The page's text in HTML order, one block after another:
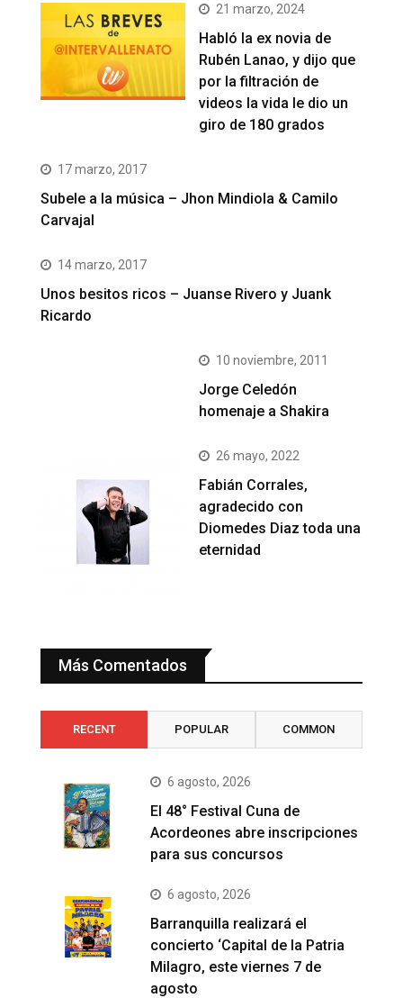
21 marzo, 2024
Habló la ex novia de
Rubén Lanao, y dijo que
por la filtración de
videos la vida le dio un
giro de 180 grados
17 marzo, 2017
Subele a la música – Jhon Mindiola & Camilo
Carvajal
14 marzo, 2017
Unos besitos ricos – Juanse Rivero y Juank
Ricardo
10 noviembre, 2011
Jorge Celedón
homenaje a Shakira
26 mayo, 2022
Fabián Corrales,
agradecido con
Diomedes Diaz toda una
eternidad
Más Comentados
RECENT POPULAR COMMON
6 agosto, 2026
El 48° Festival Cuna de
Acordeones abre inscripciones
para sus concursos
6 agosto, 2026
Barranquilla realizará el
concierto ‘Capital de la Patria
Milagro, este viernes 7 de
agosto